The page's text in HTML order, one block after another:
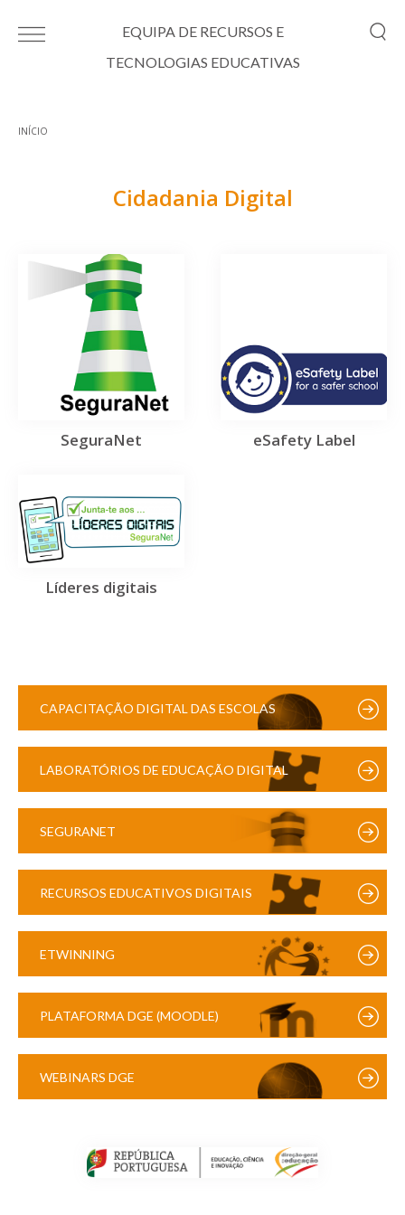
EQUIPA DE RECURSOS E
TECNOLOGIAS EDUCATIVAS
INÍCIO
Cidadania Digital
SeguraNet eSafety Label
Líderes digitais
CAPACITAÇÃO DIGITAL DAS ESCOLAS
LABORATÓRIOS DE EDUCAÇÃO DIGITAL
SEGURANET
RECURSOS EDUCATIVOS DIGITAIS
ETWINNING
PLATAFORMA DGE (MOODLE)
WEBINARS DGE